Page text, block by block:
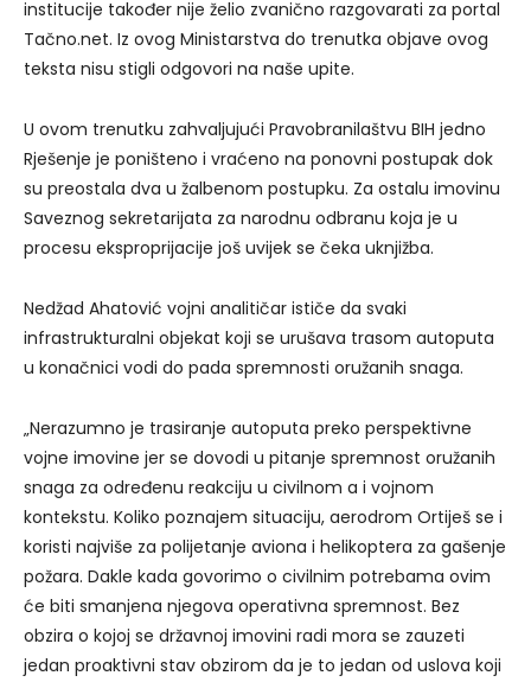
institucije također nije želio zvanično razgovarati za portal
Tačno.net. Iz ovog Ministarstva do trenutka objave ovog
teksta nisu stigli odgovori na naše upite.
U ovom trenutku zahvaljujući Pravobranilaštvu BIH jedno
Rješenje je poništeno i vraćeno na ponovni postupak dok
su preostala dva u žalbenom postupku. Za ostalu imovinu
Saveznog sekretarijata za narodnu odbranu koja je u
procesu eksproprijacije još uvijek se čeka uknjižba.
Nedžad Ahatović vojni analitičar ističe da svaki
infrastrukturalni objekat koji se urušava trasom autoputa
u konačnici vodi do pada spremnosti oružanih snaga.
„Nerazumno je trasiranje autoputa preko perspektivne
vojne imovine jer se dovodi u pitanje spremnost oružanih
snaga za određenu reakciju u civilnom a i vojnom
kontekstu. Koliko poznajem situaciju, aerodrom Ortiješ se i
koristi najviše za polijetanje aviona i helikoptera za gašenje
požara. Dakle kada govorimo o civilnim potrebama ovim
će biti smanjena njegova operativna spremnost. Bez
obzira o kojoj se državnoj imovini radi mora se zauzeti
jedan proaktivni stav obzirom da je to jedan od uslova koji